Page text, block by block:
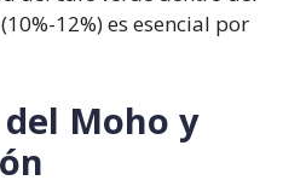
12%) es esencial por
Moho y